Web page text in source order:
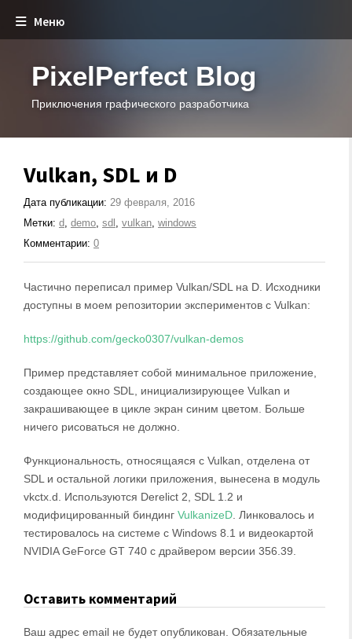
Меню
PixelPerfect Blog
Приключения графического разработчика
Vulkan, SDL и D
Дата публикации: 29 февраля, 2016
Метки: d, demo, sdl , vulkan, windows
Комментарии: 0
Частично переписал пример Vulkan/SDL на D. Исходники
доступны в моем репозитории экспериментов с Vulkan:
https://github.com/gecko0307/vulkan-demos
Пример представляет собой минимальное приложение,
создающее окно SDL, инициализирующее Vulkan и
закрашивающее в цикле экран синим цветом. Больше
ничего рисоваться не должно.
Функциональность, относящаяся с Vulkan, отделена от
SDL и остальной логики приложения, вынесена в модуль
vkctx.d. Используются Derelict 2, SDL 1.2 и
модифицированный биндинг VulkanizeD . Линковалось и
тестировалось на системе с Windows 8.1 и видеокартой
NVIDIA GeForce GT 740 с драйвером версии 356.39.
Оставить комментарий
Ваш адрес email не будет опубликован. Обязательные